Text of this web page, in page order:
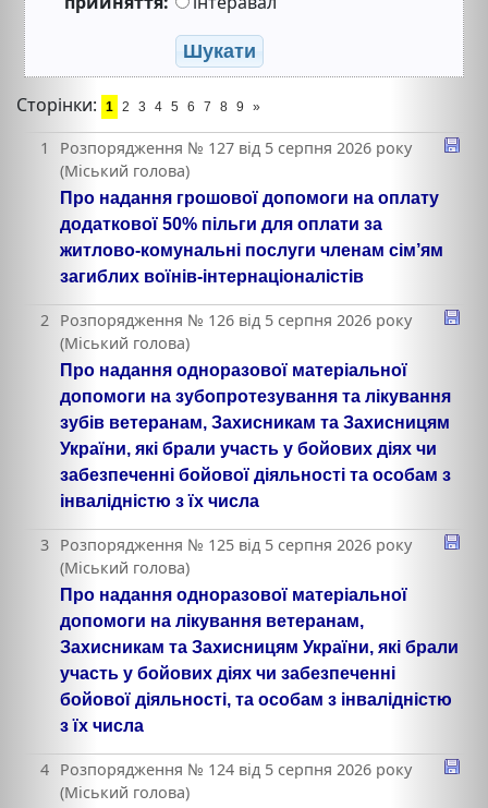
Шукати
Сторінки: 1 2 3 4 5 6 7 8 9 »
1
Розпорядження № 127 від 5 серпня 2026 року
(Міський голова)
Про надання грошової допомоги на оплату
додаткової 50% пільги для оплати за
житлово-комунальні послуги членам сім’ям
загиблих воїнів-інтернаціоналістів
2 Розпорядження № 126 від 5 серпня 2026 року
(Міський голова)
Про надання одноразової матеріальної
допомоги на зубопротезування та лікування
зубів ветеранам, Захисникам та Захисницям
України, які брали участь у бойових діях чи
забезпеченні бойової діяльності та особам з
інвалідністю з їх числа
3 Розпорядження № 125 від 5 серпня 2026 року
(Міський голова)
Про надання одноразової матеріальної
допомоги на лікування ветеранам,
Захисникам та Захисницям України, які брали
участь у бойових діях чи забезпеченні
бойової діяльності, та особам з інвалідністю
з їх числа
4 Розпорядження № 124 від 5 серпня 2026 року
(Міський голова)